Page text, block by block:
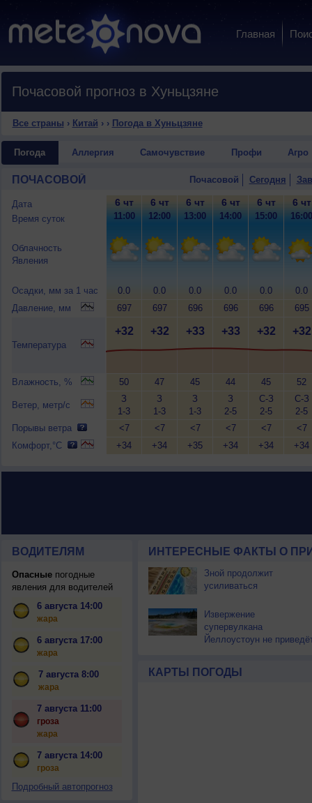
Главная
Почасовой прогноз в Хуньцзяне
Все страны › Китай › › Погода в Хуньцзяне
Погода Аллергия Самочувствие Профи Агро
ПОЧАСОВОЙ Почасовой Сегодня
Дата
Время суток
Облачность
Явления
Осадки, мм за 1 час
Давление, мм
Температура
Влажность, %
Ветер, метр/с
Порывы ветра
Комфорт,°C
6 чт
11:00
0.0
697
+32
50
З
1-3
<7
+34
6 чт
12:00
0.0
697
+32
47
З
1-3
<7
+34
6 чт
13:00
0.0
696
+33
45
З
1-3
<7
+35
6 чт
14:00
0.0
696
+33
44
З
2-5
<7
+34
6 чт
15:00
0.0
696
+32
45
С-З
2-5
<7
+34
6 чт
16:00
0.0
695
+32
52
С-З
2-5
<7
+34
ВОДИТЕЛЯМ
Опасныепогодные
явления для водителей
6 августа 14:00
жара
6 августа 17:00
жара
7 августа 8:00
жара
7 августа 11:00
гроза
жара
7 августа 14:00
гроза
Подробный автопрогноз
ИНТЕРЕСНЫЕ ФАКТЫ О
Зной продолжит
усиливаться
Извержение
супервулкана
Йеллоустоун не
КАРТЫ ПОГОДЫ